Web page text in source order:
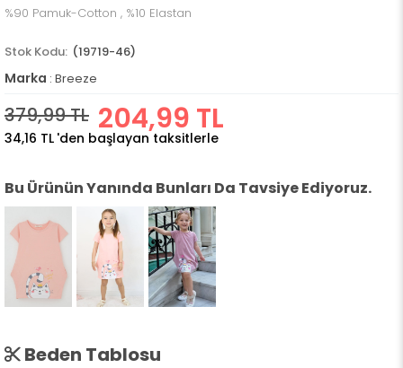
%90 Pamuk-Cotton , %10 Elastan
(19719-46)
Marka : Breeze
379,99 TL 204,99 TL
34,16 TL 'den başlayan taksitlerle
Bu Ürünün Yanında Bunları Da Tavsiye Ediyoruz.
Beden Tablosu